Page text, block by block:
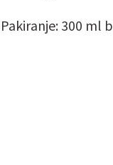
Pakiranje: 300 ml